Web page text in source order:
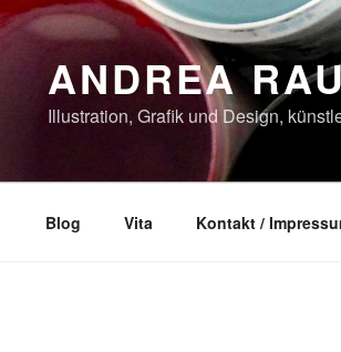
ANDREA
Illustration, Grafik und Design,
Blog Vita Kontakt /